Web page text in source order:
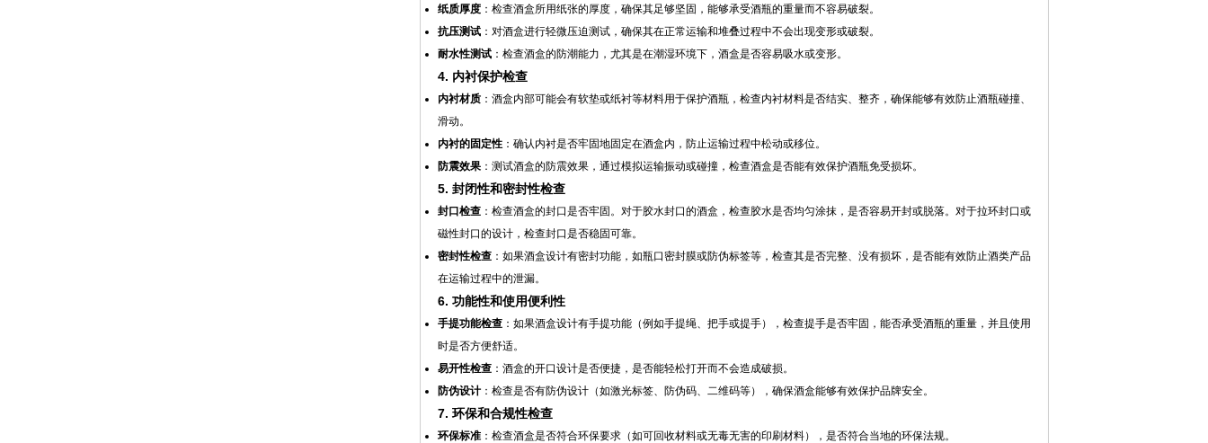
纸质厚度 ：检查酒盒所用纸张的厚度，确保其足够坚固，能够承受酒瓶的重量而不容易破裂。
抗压测试 ：对酒盒进行轻微压迫测试，确保其在正常运输和堆叠过程中不会出现变形或破裂。
耐水性测试 ：检查酒盒的防潮能力，尤其是在潮湿环境下，酒盒是否容易吸水或变形。
4. 内衬保护检查
内衬材质 ：酒盒内部可能会有软垫或纸衬等材料用于保护酒瓶，检查内衬材料是否结实、整齐，确保能够有效防止酒瓶碰撞、
滑动。
内衬的固定性 ：确认内衬是否牢固地固定在酒盒内，防止运输过程中松动或移位。
防震效果 ：测试酒盒的防震效果，通过模拟运输振动或碰撞，检查酒盒是否能有效保护酒瓶免受损坏。
5. 封闭性和密封性检查
封口检查 ：检查酒盒的封口是否牢固。对于胶水封口的酒盒，检查胶水是否均匀涂抹，是否容易开封或脱落。对于拉环封口或
磁性封口的设计，检查封口是否稳固可靠。
密封性检查 ：如果酒盒设计有密封功能，如瓶口密封膜或防伪标签等，检查其是否完整、没有损坏，是否能有效防止酒类产品
在运输过程中的泄漏。
6. 功能性和使用便利性
手提功能检查 ：如果酒盒设计有手提功能（例如手提绳、把手或提手），检查提手是否牢固，能否承受酒瓶的重量，并且使用
时是否方便舒适。
易开性检查 ：酒盒的开口设计是否便捷，是否能轻松打开而不会造成破损。
防伪设计 ：检查是否有防伪设计（如激光标签、防伪码、二维码等），确保酒盒能够有效保护品牌安全。
7. 环保和合规性检查
环保标准 ：检查酒盒是否符合环保要求（如可回收材料或无毒无害的印刷材料），是否符合当地的环保法规。